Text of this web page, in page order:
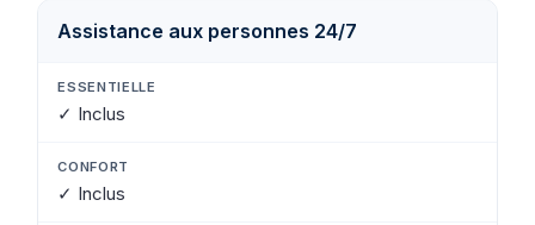
Assistance aux personnes 24/7
✓ Inclus
✓ Inclus